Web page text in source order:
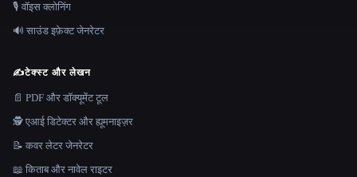
🎙️ वॉइस क्लोनिंग
🔊 साउंड इफ़ेक्ट जेनरेटर
✍️टेक्स्ट और लेखन
📄 PDF और डॉक्यूमेंट टूल
🕵️ एआई डिटेक्टर और ह्यूमनाइज़र
📝 कवर लेटर जेनरेटर
📖 किताब और नावेल राइटर